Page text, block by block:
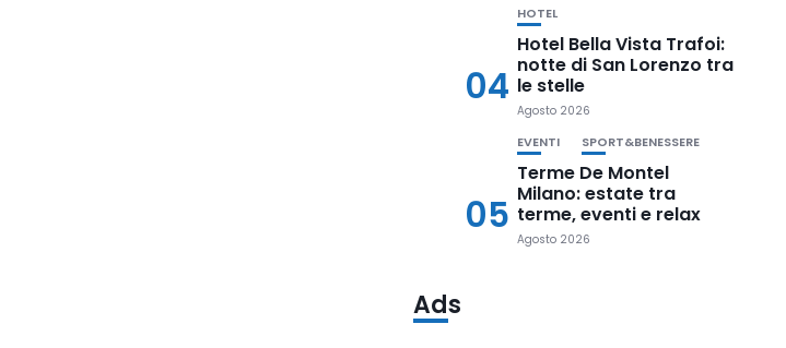
04
HOTEL
Hotel Bella Vista Trafoi:
notte di San Lorenzo tra
le stelle
Agosto 2026
05
EVENTI SPORT&BENESSERE
Terme De Montel
Milano: estate tra
terme, eventi e relax
Agosto 2026
Ads